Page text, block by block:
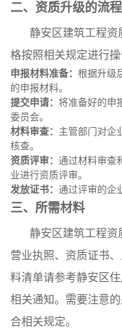
二、资质升级的流程
静安区建筑工程资
格按照相关规定进行操
申报材料准备： 根据升级
的申报材料。
提交申请： 将准备好的申
委员会。
材料审查： 主管部门对企
核查。
资质评审： 通过材料审查
业进行资质评审。
发放证书： 通过评审的企
三、所需材料
静安区建筑工程资
营业执照、资质证书
料清单请参考静安区
相关通知。需要注意
合相关规定。